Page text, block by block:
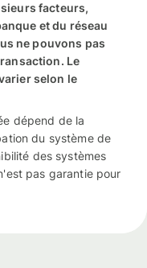
facteurs,
et du réseau
ne pouvons pas
Le
selon le
dépend de la
du système de
des systèmes
pas garantie pour